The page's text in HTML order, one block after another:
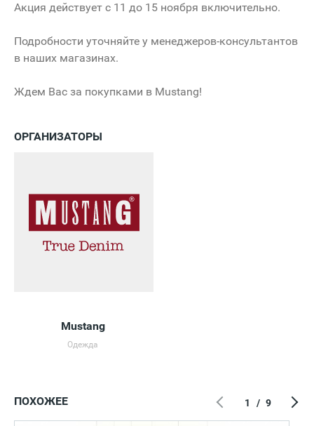
Акция действует с 11 до 15 ноября включительно.
Подробности уточняйте у менеджеров-консультантов
в наших магазинах.
Ждем Вас за покупками в Mustang!
ОРГАНИЗАТОРЫ
Mustang
Одежда
ПОХОЖЕЕ 1 / 9